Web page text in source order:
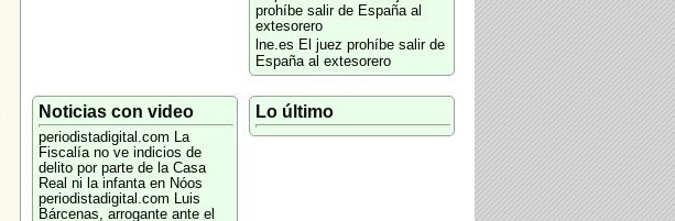
prohíbe salir de España al
extesorero
lne.es El juez prohíbe salir de
España al extesorero
Noticias con video
periodistadigital.com La
Fiscalía no ve indicios de
delito por parte de la Casa
Real ni la infanta en Nóos
periodistadigital.com Luis
Bárcenas, arrogante ante el
Lo último